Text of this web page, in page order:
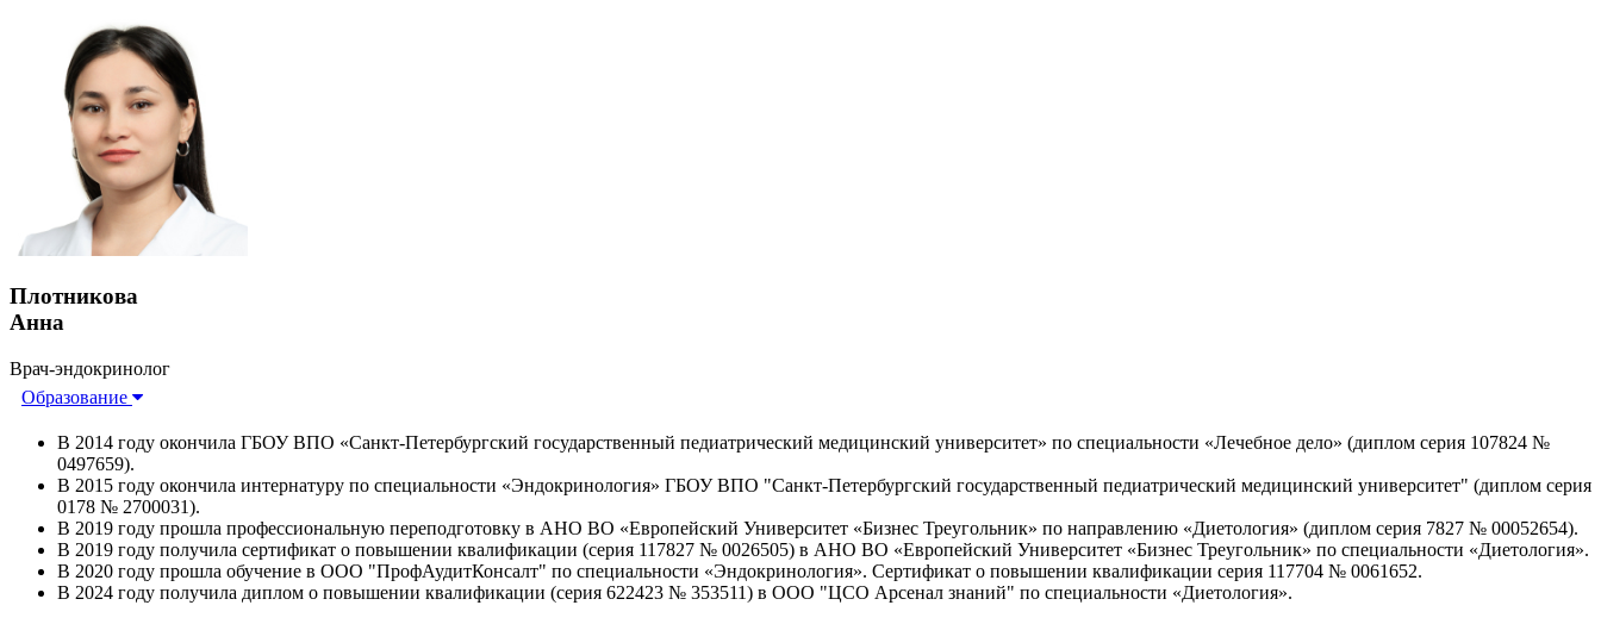
Плотникова
Анна
Врач-эндокринолог
Образование
В 2014 году окончила ГБОУ ВПО «Санкт-Петербургский государственный педиатрический медицинский университет» по специальности «Лечебное дело» (диплом серия 107824 №
0497659).
В 2015 году окончила интернатуру по специальности «Эндокринология» ГБОУ ВПО "Санкт-Петербургский государственный педиатрический медицинский университет" (диплом серия
0178 № 2700031).
В 2019 году прошла профессиональную переподготовку в АНО ВО «Европейский Университет «Бизнес Треугольник» по направлению «Диетология» (диплом серия 7827 № 00052654).
В 2019 году получила сертификат о повышении квалификации (серия 117827 № 0026505) в АНО ВО «Европейский Университет «Бизнес Треугольник» по специальности «Диетология».
В 2020 году прошла обучение в ООО "ПрофАудитКонсалт" по специальности «Эндокринология». Сертификат о повышении квалификации серия 117704 № 0061652.
В 2024 году получила диплом о повышении квалификации (серия 622423 № 353511) в ООО "ЦСО Арсенал знаний" по специальности «Диетология».